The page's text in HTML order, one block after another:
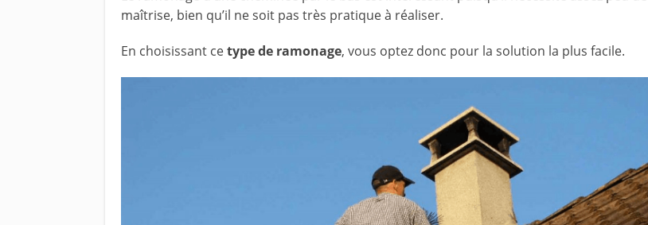
maîtrise, bien qu’il ne soit pas très pratique à réaliser.
En choisissant cetype de ramonage, vous optez donc pour la solution la plus facile.